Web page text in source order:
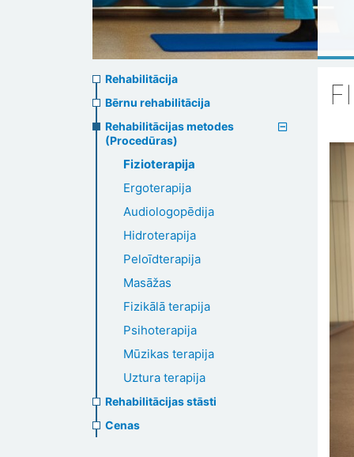
Rehabilitation
menu
Rehabilitācija
Bērnu rehabilitācija
Rehabilitācijas metodes
(Procedūras)
Fizioterapija
Ergoterapija
Audiologopēdija
Hidroterapija
Peloīdterapija
Masāžas
Fizikālā terapija
Psihoterapija
Mūzikas terapija
Uztura terapija
Rehabilitācijas stāsti
Cenas